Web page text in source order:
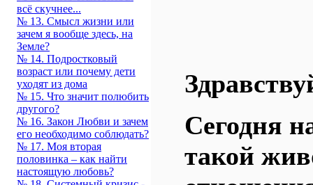
всё скучнее...
№ 13. Смысл жизни или
зачем я вообще здесь, на
Земле?
№ 14. Подростковый
возраст или почему дети
уходят из дома
№ 15. Что значит полюбить
другого?
№ 16. Закон Любви и зачем
его необходимо соблюдать?
№ 17. Моя вторая
половинка – как найти
настоящую любовь?
Сегодня
такой